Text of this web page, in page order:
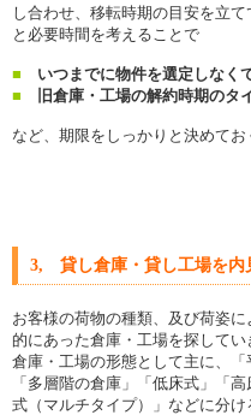
し合わせ、移転時期の目安を立
と必要時間を考えることで
■ いつまでに物件を選定しなく
■
旧倉庫・工場の解約時期のタ
など、期限をしっかりと決めてお
3, 貸し倉庫・貸し工場を内
お客様の荷物の種類、及び荷姿に
的にあった倉庫・工場を探してい
倉庫・工場の形態として主に、「
「多層階の倉庫」「低床式」「
式（マルチタイプ）」などに分け